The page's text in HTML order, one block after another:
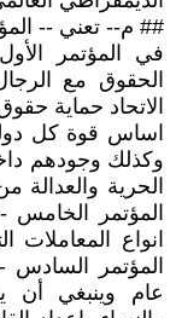
## م-- تعني --
في المؤتمر
الحقوق مع
الاتحاد حماية
اساس قوة كل
وكذلك وجودهم
الحرية
المؤتمر الخامس
انواع
المؤتمر السادس
عام وينبغي أن